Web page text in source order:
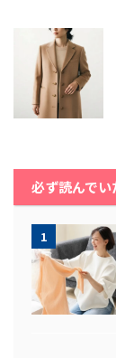
必ず読んで
1